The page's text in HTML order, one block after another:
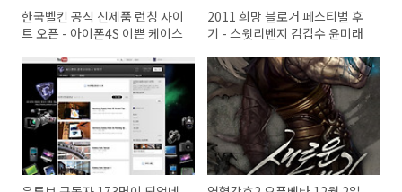
한국벨킨 공식 신제품 런칭 사이
트 오픈 - 아이폰4S 이쁜 케이스
2011 희망 블로거 페스티벌 후
기 - 스윗리벤지 김갑수 윤미래